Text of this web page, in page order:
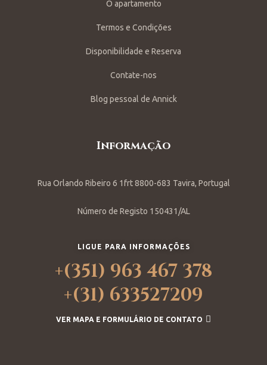
O apartamento
Termos e Condições
Disponibilidade e Reserva
Contate-nos
Blog pessoal de Annick
Informação
Rua Orlando Ribeiro 6 1frt 8800-683 Tavira, Portugal
Número de Registo 150431/AL
LIGUE PARA INFORMAÇÕES
+(351) 963 467 378
+(31) 633527209
VER MAPA E FORMULÁRIO DE CONTATO